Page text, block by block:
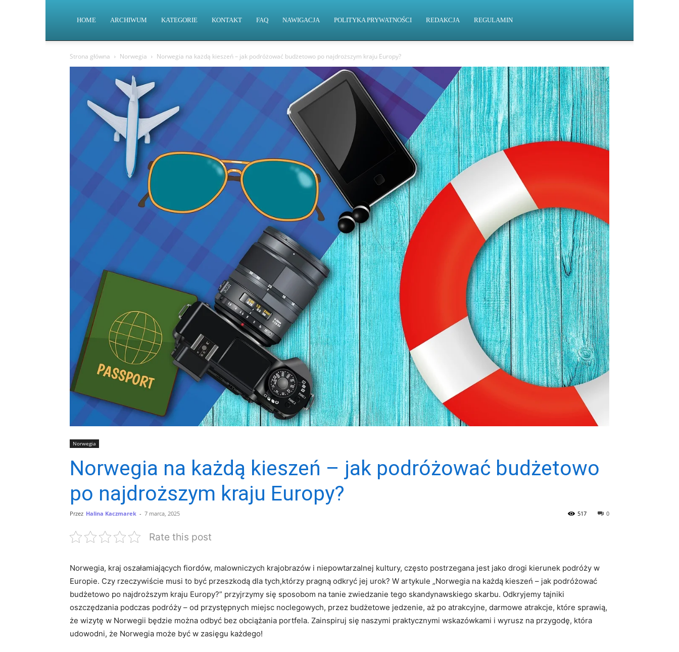
HOME ARCHIWUM KATEGORIE KONTAKT FAQ NAWIGACJA POLITYKA PRYWATNOŚCI REDAKCJA REGULAMIN
Strona główna Norwegia Norwegia na każdą kieszeń – jak podróżować budżetowo po najdroższym kraju Europy?
Norwegia
Norwegia na każdą kieszeń – jak podróżować budżetowo
po najdroższym kraju Europy?
Przez Halina Kaczmarek - 7 marca, 2025 0
517
Rate this post
Norwegia,⁣ kraj oszałamiających ​fiordów, malowniczych krajobrazów i​ niepowtarzalnej kultury, często postrzegana ⁣jest ⁣jako ⁤drogi kierunek podróży ‌w
⁣Europie. Czy‍ rzeczywiście musi ‌to być przeszkodą dla tych,którzy pragną odkryć jej urok? W artykule „Norwegia⁢ na każdą kieszeń‍ – jak ⁣podróżować
budżetowo po najdroższym kraju ⁤Europy?” przyjrzymy się sposobom na ⁤tanie⁣ zwiedzanie tego skandynawskiego skarbu. Odkryjemy tajniki
oszczędzania podczas⁣ podróży ​– od przystępnych miejsc ‍noclegowych, przez budżetowe jedzenie, aż po atrakcyjne, darmowe ‌atrakcje, które sprawią,‍
że wizytę w‌ Norwegii będzie można odbyć bez ⁢obciążania portfela. Zainspiruj się naszymi praktycznymi ‌wskazówkami i wyrusz ⁢na przygodę, ⁢która‌
udowodni, że Norwegia może być w zasięgu‌ każdego!